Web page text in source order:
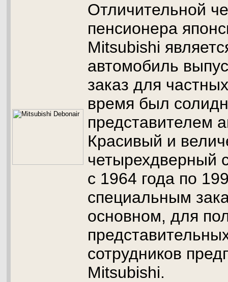
Отличительной
пенсионера
Mitsubishi
автомобиль
заказ для
время был
представителем
Красивый и
четырехдверный
с 1964 года по
специальным
основном, для
сотрудников
Mitsubishi.